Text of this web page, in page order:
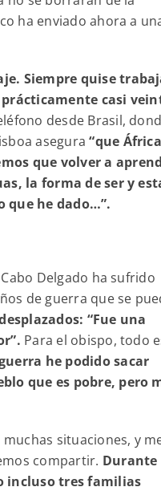
ha enviado ahora a
Siempre quise
casi
desde Brasil,
asegura“que África
que volver a
la forma de ser y
que he dado…”.
Delgado ha sufrido
de guerra que se
“Fue una
Para el obispo, todo
he podido sacar
que es pobre, pero
situaciones, y
compartir. Durante
incluso tres familias